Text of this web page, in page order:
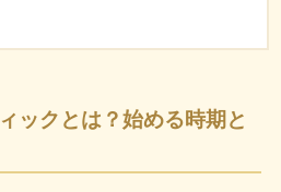
ックとは？始める時期と